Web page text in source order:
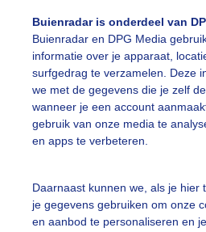
Buienradar is onderdeel van
Buienradar en DPG Media
informatie over je apparaat,
surfgedrag te verzamelen. Deze
we met de gegevens die je zelf
wanneer je een account
gebruik van onze media te
en apps te verbeteren.
Daarnaast kunnen we, als je hier
je gegevens gebruiken om onze
en aanbod te personaliseren en
#levendestandbeelden
#natuur
#strand
vragen